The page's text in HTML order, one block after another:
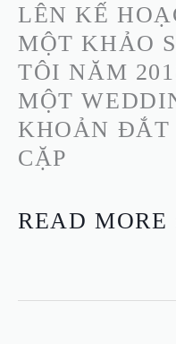
LÊN KẾ
MỘT KHẢO
TÔI NĂM
MỘT
KHOẢN ĐẮT
CẶP
READ MORE